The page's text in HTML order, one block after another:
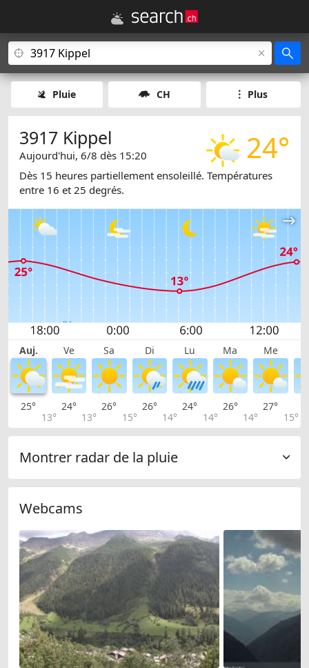
Pluie CH Plus
24°
3917 Kippel
Aujourd'hui, 6/8 dès 15:20
Dès 15 heures partiellement ensoleillé. Températures
entre 16 et 25 degrés.
Auj. Ve Sa Di Lu Ma Me
25°
13°
24°
13°
26°
15°
26°
14°
24°
14°
26°
14°
27°
15°
Montrer radar de la pluie
Webcams